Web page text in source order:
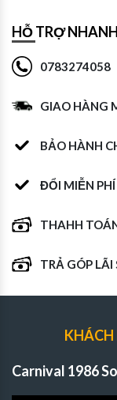
HỖ TRỢ NHANH
0783274058
GIAO HÀNG
BẢO HÀNH
ĐỔI MIỄN
THAHH
TRẢ GÓP LÃI
KHÁCH
Carnival 1986